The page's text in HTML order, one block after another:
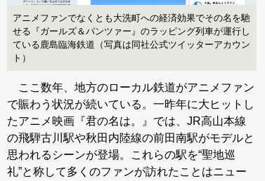
アニメファンでなくとも大洗町への経済効果でその名を馳
せる『ガールズ＆パンツァー』のラッピング列車が運行し
ている鹿島臨海鉄道（写真は同社公式ツイッターアカウン
ト）
ここ数年、地方のローカル鉄道がアニメファン
で賑わう状況が続いている。一昨年に大ヒットし
たアニメ映画『君の名は。』では、JR高山本線
の飛騨古川駅や秋田内陸線の前田南駅がモデルと
思われるシーンが登場。これらの駅を“聖地巡
礼”と称して多くのファンが訪れたことはニュー